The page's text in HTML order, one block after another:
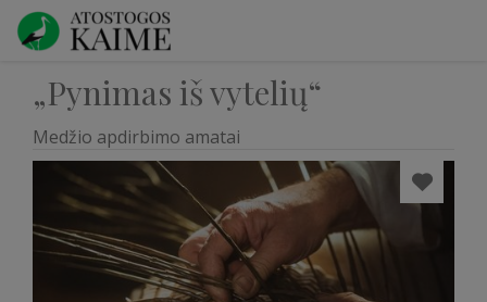
„Pynimas iš vytelių“
Medžio apdirbimo amatai